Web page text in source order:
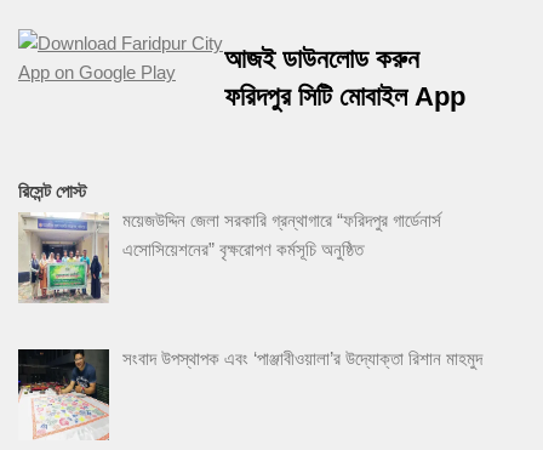
আজই ডাউনলোড করুন
ফরিদপুর সিটি মোবাইল App
রিসেন্ট পোস্ট
ময়েজউদ্দিন জেলা সরকারি গ্রন্থাগারে “ফরিদপুর গার্ডেনার্স
এসোসিয়েশনের” বৃক্ষরোপণ কর্মসূচি অনুষ্ঠিত
সংবাদ উপস্থাপক এবং ‘পাঞ্জাবীওয়ালা’র উদ্যোক্তা রিশান মাহমুদ